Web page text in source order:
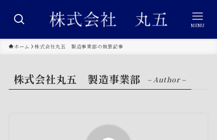
MENU
ホーム 株式会社丸五 製造事業部の執筆記事
株式会社丸五 製造事業部 – Author –